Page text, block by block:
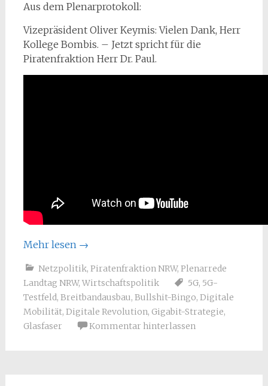
Aus dem Plenarprotokoll:
Vizepräsident Oliver Keymis: Vielen Dank, Herr
Kollege Bombis. – Jetzt spricht für die
Piratenfraktion Herr Dr. Paul.
Mehr lesen →
Netzpolitik, Piratenfraktion NRW, Plenarrede
Landtag NRW, Wirtschaftspolitik 5G, 5G-
Testfeld, Breitbandausbau, Bullshit-Bingo, Digitale
Mobilität, Digitale Revolution, Gigabit-Strategie,
Glasfaser
Kommentar hinterlassen